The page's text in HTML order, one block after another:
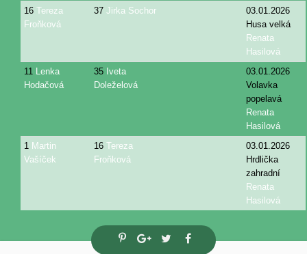
16 Tereza
Froňková
37 Jirka Sochor
03.01.2026
Husa velká
Renata
Hasilová
11 Lenka
Hodačová
35 Iveta
Doleželová
03.01.2026
Volavka
popelavá
Renata
Hasilová
1 Martin
Vašíček
16 Tereza
Froňková
03.01.2026
Hrdlička
zahradní
Renata
Hasilová